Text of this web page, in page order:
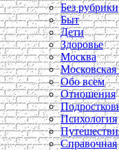
Без рубрики
Быт
Дети
Здоровье
Москва
Московская
Обо всем
Отношения
Психология
Справочная